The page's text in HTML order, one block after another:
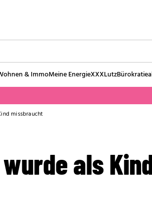
& ImmoMeine EnergieXXXLutz
missbraucht
als